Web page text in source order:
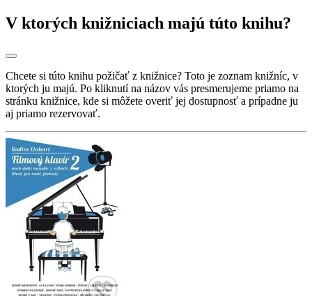
V ktorých knižniciach majú túto knihu?
Chcete si túto knihu požičať z knižnice? Toto je zoznam knižníc, v
ktorých ju majú. Po kliknutí na názov vás presmerujeme priamo na
stránku knižnice, kde si môžete overiť jej dostupnosť a prípadne ju
aj priamo rezervovať.